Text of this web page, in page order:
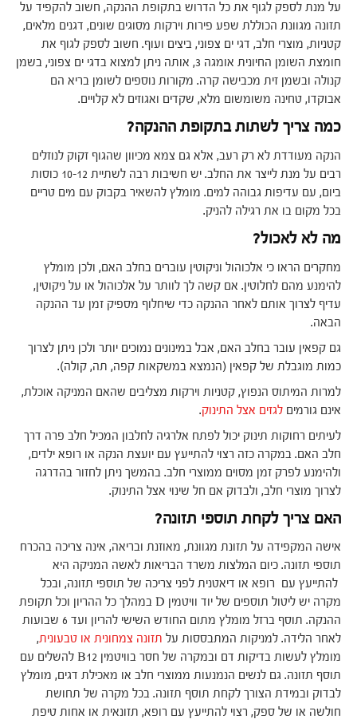
על מנת לספק לגוף את כל הדרוש בתקופת ההנקה, חשוב להקפיד על
תזונה מגוונת הכוללת שפע פירות וירקות מסוגים שונים, דגנים מלאים,
קטניות, מוצרי חלב, דגי ים צפוני, ביצים ועוף. חשוב לספק לגוף את
חומצת השומן החיונית אומגה 3, אותה ניתן למצוא בדגי ים צפוני, בשמן
קנולה ובשמן זית מכבישה קרה. מקורות נוספים לשומן בריא הם
אבוקדו, טחינה משומשום מלא, שקדים ואגוזים לא קלויים.
כמה צריך לשתות בתקופת ההנקה?
הנקה מעודדת לא רק רעב, אלא גם צמא מכיוון שהגוף זקוק לנוזלים
רבים על מנת לייצר את החלב. יש חשיבות רבה לשתיית 10-12 כוסות
ביום, עם עדיפות גבוהה למים. מומלץ להשאיר בקבוק עם מים טריים
בכל מקום בו את רגילה להניק.
מה לא לאכול?
מחקרים הראו כי אלכוהול וניקוטין עוברים בחלב האם, ולכן מומלץ
להימנע מהם לחלוטין. אם קשה לך לוותר על אלכוהול או על ניקוטין,
עדיף לצרוך אותם לאחר ההנקה כדי שיחלוף מספיק זמן עד ההנקה
הבאה.
גם קפאין עובר בחלב האם, אבל במינונים נמוכים יותר ולכן ניתן לצרוך
כמות מוגבלת של קפאין (הנמצא במשקאות קפה, תה, קולה).
למרות המיתוס הנפוץ, קטניות וירקות מצליבים שהאם המניקה אוכלת,
אינם גורמים לגזים אצל התינוק.
לעיתים רחוקות תינוק יכול לפתח אלרגיה לחלבון המכיל חלב פרה דרך
חלב האם. במקרה כזה רצוי להתייעץ עם יועצת הנקה או רופא ילדים,
ולהימנע לפרק זמן מסוים ממוצרי חלב. בהמשך ניתן לחזור בהדרגה
לצרוך מוצרי חלב, ולבדוק אם חל שינוי אצל התינוק.
האם צריך לקחת תוספי תזונה?
אישה המקפידה על תזונת מגוונת, מאוזנת ובריאה, אינה צריכה בהכרח
תוספי תזונה. כיום המלצות משרד הבריאות לאשה המניקה היא
להתייעץ עם רופא או דיאטנית לפני צריכה של תוספי תזונה, ובכל
מקרה יש ליטול תוספים של יוד וויטמין D במהלך כל ההריון וכל תקופת
ההנקה. תוסף ברזל מומלץ מתום החודש השישי להריון ועד 6 שבועות
לאחר הלידה. למניקות המתבססות על תזונה צמחונית או טבעונית,
מומלץ לעשות בדיקות דם ובמקרה של חסר בוויטמין B12 להשלים עם
תוסף תזונה. גם לנשים הנמנעות ממוצרי חלב או מאכילת דגים, מומלץ
לבדוק ובמידת הצורך לקחת תוסף תזונה. בכל מקרה של תחושת
חולשה או של ספק, רצוי להתייעץ עם רופא, תזונאית או אחות טיפת